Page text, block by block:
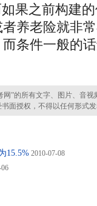
果之前构建
养老险就非
条件一般的
”的所有文字、图片、音视
面授权，不得以任何形式
15.5% 2010-07-08